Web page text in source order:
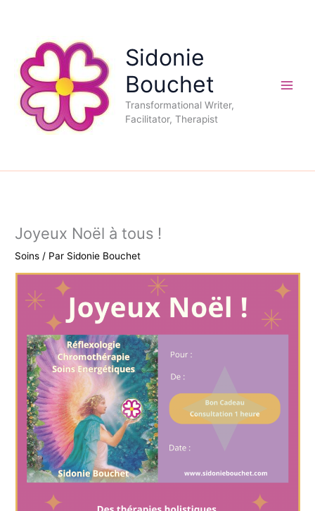
Sidonie
Bouchet
Transformational Writer,
Facilitator, Therapist
Joyeux Noël à tous !
Soins / Par Sidonie Bouchet